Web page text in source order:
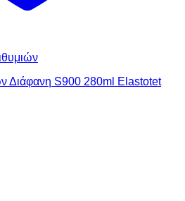
Διάφανη S900 280ml Elastotet